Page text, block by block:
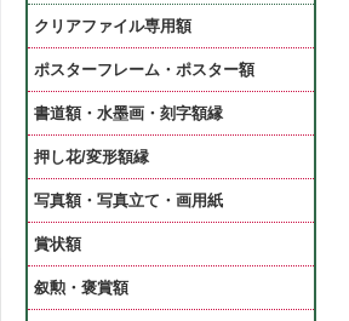
クリアファイル専用額
ポスターフレーム・ポスター額
書道額・水墨画・刻字額縁
押し花/変形額縁
写真額・写真立て・画用紙
賞状額
叙勲・褒賞額